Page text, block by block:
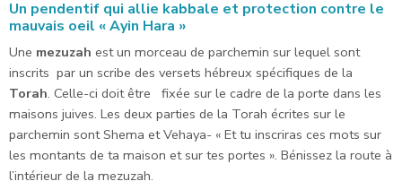
Un pendentif qui allie kabbale et protection contre le
mauvais oeil « Ayin Hara »
Une mezuzah est un morceau de parchemin sur lequel sont
inscrits par un scribe des versets hébreux spécifiques de la
Torah. Celle-ci doit être fixée sur le cadre de la porte dans les
maisons juives. Les deux parties de la Torah écrites sur le
parchemin sont Shema et Vehaya- « Et tu inscriras ces mots sur
les montants de ta maison et sur tes portes ». Bénissez la route à
l’intérieur de la mezuzah.